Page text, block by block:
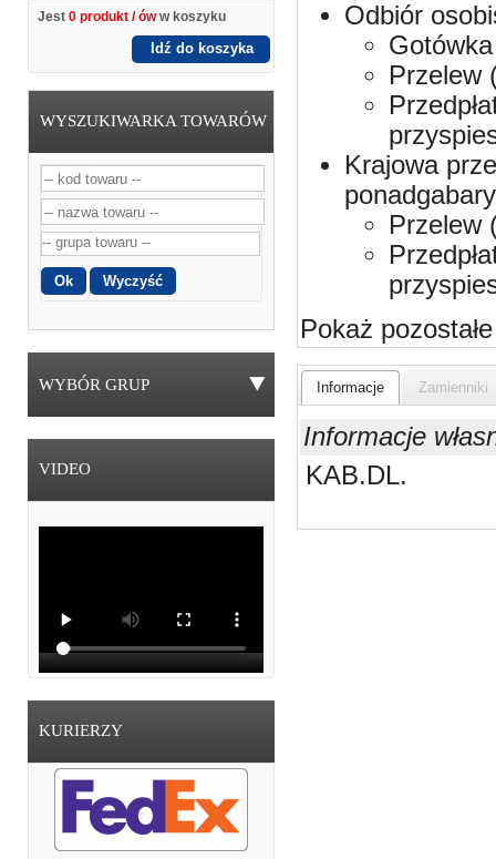
Jest 0 produkt / óww koszyku
Idź do koszyka
WYSZUKIWARKA TOWARÓW
WYBÓR GRUP
VIDEO
KURIERZY
Odbiór
Przelew
Krajowa
Przelew
Pokaż pozostałe
Informacje Zamienniki
Informacje
KAB.DL.